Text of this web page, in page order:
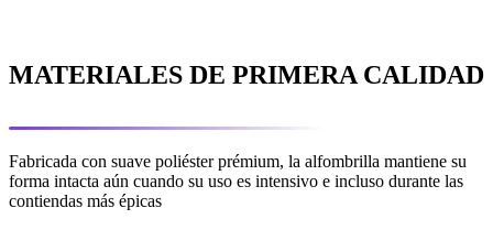
MATERIALES DE PRIMERA CALIDAD
Fabricada con suave poliéster prémium, la alfombrilla mantiene su
forma intacta aún cuando su uso es intensivo e incluso durante las
contiendas más épicas